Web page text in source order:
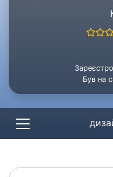
Був на